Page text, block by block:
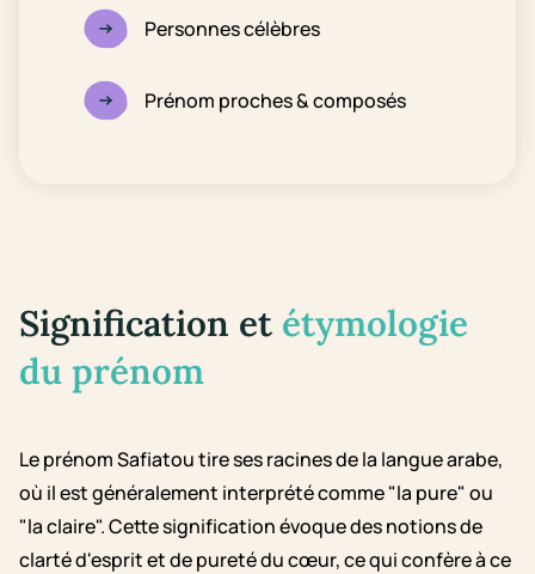
Personnes célèbres
Prénom proches & composés
Signification et étymologie
du prénom
Le prénom Safiatou tire ses racines de la langue arabe,
où il est généralement interprété comme "la pure" ou
"la claire". Cette signification évoque des notions de
clarté d'esprit et de pureté du cœur, ce qui confère à ce